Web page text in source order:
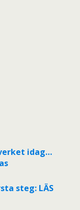
idag…
steg: LÄS